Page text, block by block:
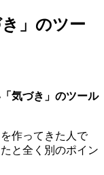
」のツー
気づき」のツール
作ってきた人で
と全く別のポイン